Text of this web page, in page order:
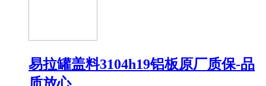
易拉罐盖料3104h19铝板原厂质保-品